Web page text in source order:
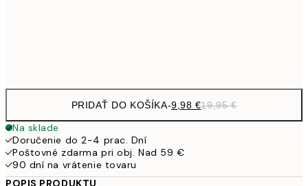
PRIDAŤ DO KOŠÍKA-9,98 €19,95 €
Na sklade
Doručenie do 2-4 prac. Dní
Poštovné zdarma pri obj. Nad 59 €
90 dní na vrátenie tovaru
POPIS PRODUKTU